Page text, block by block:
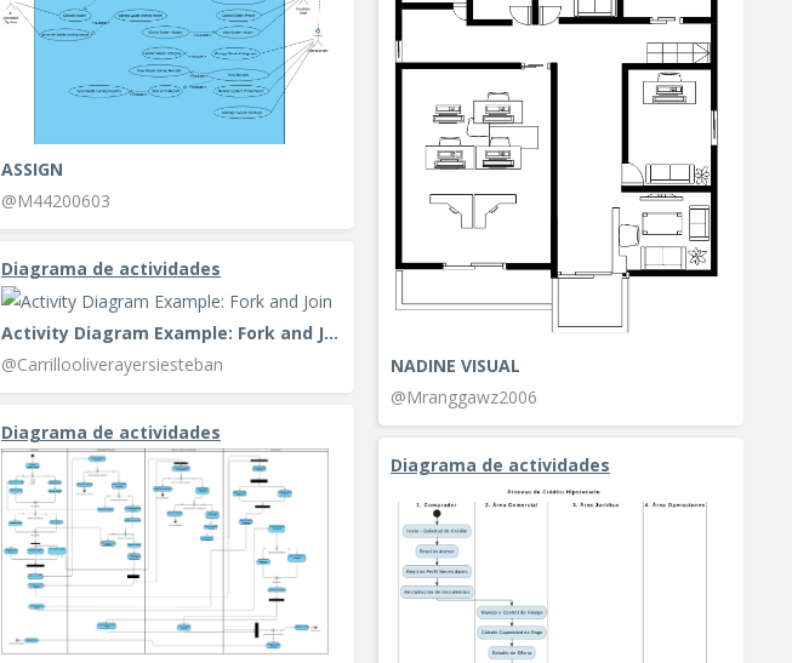
ASSIGN
@M44200603
NADINE VISUAL
@Mranggawz2006
Diagrama de actividades
Activity Diagram Example: Fork and Join
@Carrillooliverayersiesteban
Diagrama de actividades
Diagrama de actividades